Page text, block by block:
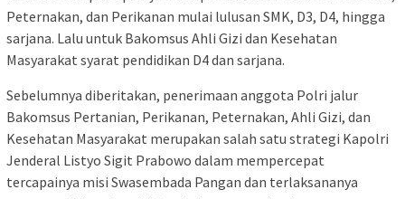
Peternakan, dan Perikanan mulai lulusan SMK, D3, D4, hingga
sarjana. Lalu untuk Bakomsus Ahli Gizi dan Kesehatan
Masyarakat syarat pendidikan D4 dan sarjana.
Sebelumnya diberitakan, penerimaan anggota Polri jalur
Bakomsus Pertanian, Perikanan, Peternakan, Ahli Gizi, dan
Kesehatan Masyarakat merupakan salah satu strategi Kapolri
Jenderal Listyo Sigit Prabowo dalam mempercepat
tercapainya misi Swasembada Pangan dan terlaksananya